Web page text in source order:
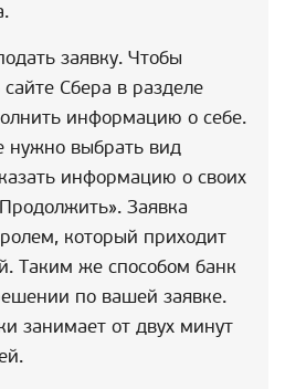
заявку. Чтобы
сайте Сбера в разделе
информацию о себе.
нужно выбрать вид
информацию о своих
Заявка
который приходит
Таким же способом банк
по вашей заявке.
занимает от двух минут